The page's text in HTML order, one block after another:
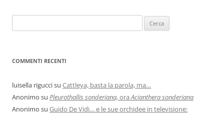
COMMENTI RECENTI
luisella riguccisu Cattleya, basta la parola, ma…
Anonimo su Pleurothallis sonderiana, ora Acianthera sonderiana
Anonimo su Guido De Vidi… e le sue orchidee in televisione: